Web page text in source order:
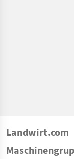
Landwirt.com